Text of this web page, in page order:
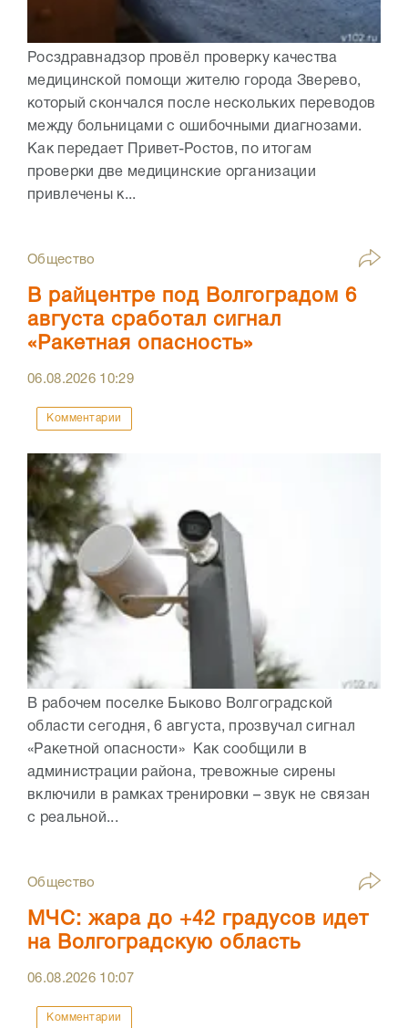
Росздравнадзор провёл проверку качества
медицинской помощи жителю города Зверево,
который скончался после нескольких переводов
между больницами с ошибочными диагнозами.
Как передает Привет-Ростов, по итогам
проверки две медицинские организации
привлечены к...
Общество
В райцентре под Волгоградом 6
августа сработал сигнал
«Ракетная опасность»
06.08.2026 10:29
Комментарии
В рабочем поселке Быково Волгоградской
области сегодня, 6 августа, прозвучал сигнал
«Ракетной опасности» Как сообщили в
администрации района, тревожные сирены
включили в рамках тренировки – звук не связан
с реальной...
Общество
МЧС: жара до +42 градусов идет
на Волгоградскую область
06.08.2026 10:07
Комментарии